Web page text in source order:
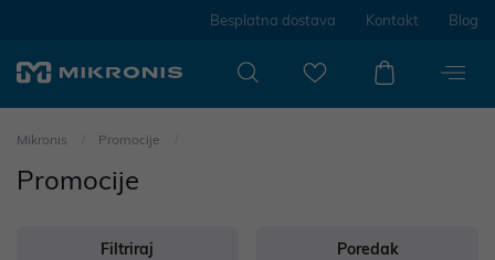
Besplatna dostava Kontakt Blog
Mikronis Promocije
Promocije
Filtriraj Poredak